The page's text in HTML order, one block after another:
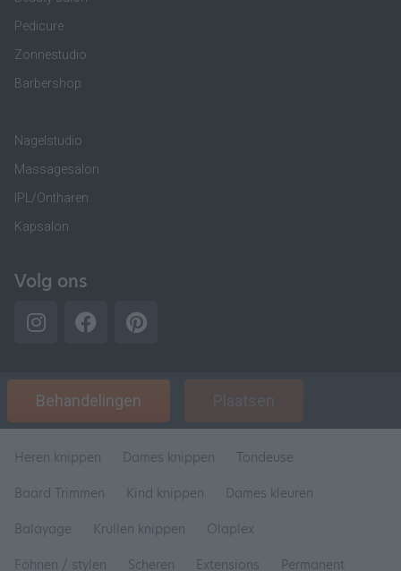
Pedicure
Zonnestudio
Barbershop
Nagelstudio
Massagesalon
IPL/Ontharen
Kapsalon
Volg ons
Behandelingen Plaatsen
Heren knippen Dames knippen
Tondeuse
Baard Trimmen
Kind knippen
Dames kleuren
Balayage
Krullen knippen
Olaplex
Föhnen / stylen
Scheren Extensions Permanent